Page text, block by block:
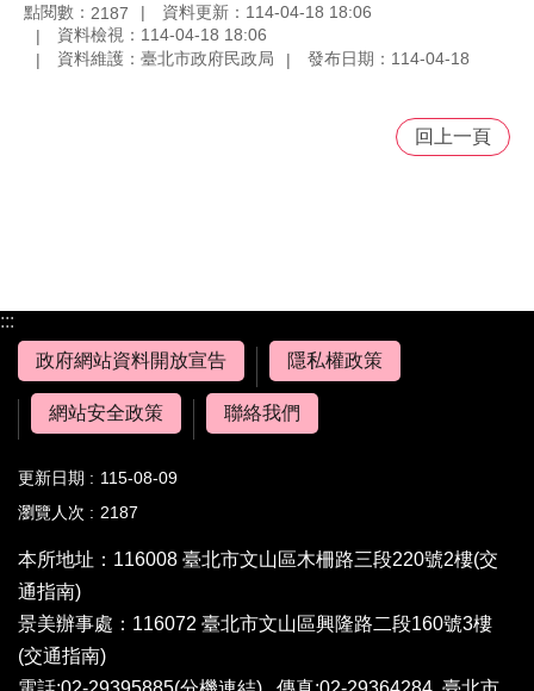
點閱數： 2187
資料更新：114-04-18 18:06
資料檢視：114-04-18 18:06
資料維護：臺北市政府民政局
發布日期：114-04-18
回上一頁
:::
政府網站資料開放宣告
隱私權政策
網站安全政策 聯絡我們
更新日期
115-08-09
瀏覽人次
2187
本所地址：116008 臺北市文山區木柵路三段220號2樓(交
通指南)
景美辦事處：116072 臺北市文山區興隆路二段160號3樓
(交通指南)